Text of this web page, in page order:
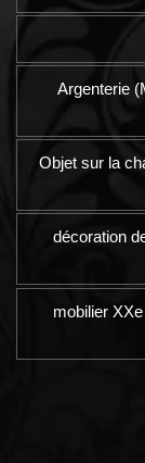
Argenterie
Objet sur la
décoration
mobilier